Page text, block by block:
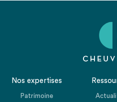
Nos expertises
Patrimoine